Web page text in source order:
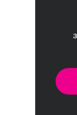
más te interese,